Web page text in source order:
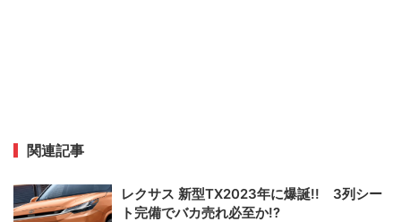
関連記事
レクサス 新型TX2023年に爆誕!! 3列シー
ト完備でバカ売れ必至か!?